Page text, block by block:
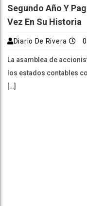
Segundo Año Y
Vez En Su Historia
Diario De Rivera
La asamblea de
los estados contables
[…]